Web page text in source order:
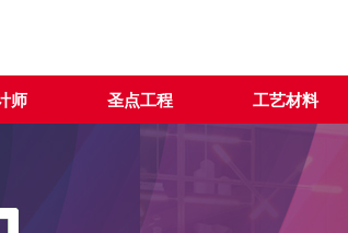
师 圣点工程 工艺材料